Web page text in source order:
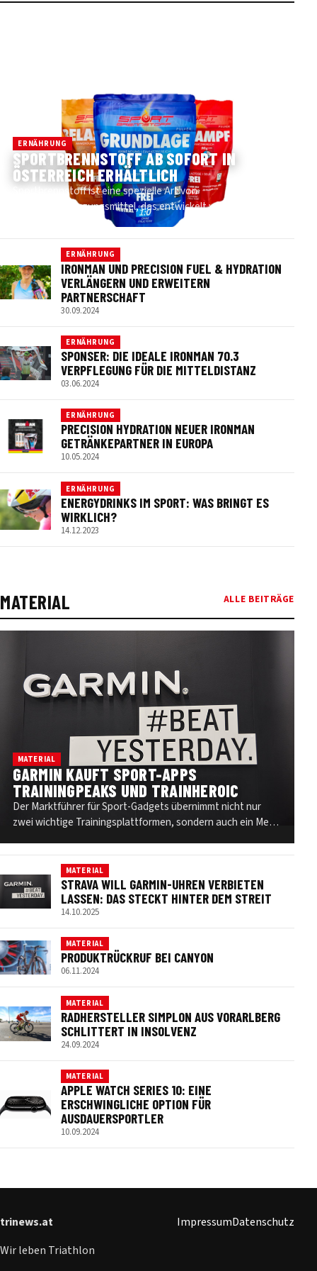
ERNÄHRUNG
SPORTBRENNSTOFF AB SOFORT IN
ÖSTERREICH ERHÄLTLICH
Sportbrennstoff ist eine spezielle Art von
Nahrungsergänzungsmittel, das entwickelt wurde, um
Sportler während des Trai…
ERNÄHRUNG
IRONMAN UND PRECISION FUEL & HYDRATION
VERLÄNGERN UND ERWEITERN
PARTNERSCHAFT
30.09.2024
ERNÄHRUNG
SPONSER: DIE IDEALE IRONMAN 70.3
VERPFLEGUNG FÜR DIE MITTELDISTANZ
03.06.2024
ERNÄHRUNG
PRECISION HYDRATION NEUER IRONMAN
GETRÄNKEPARTNER IN EUROPA
10.05.2024
ERNÄHRUNG
ENERGYDRINKS IM SPORT: WAS BRINGT ES
WIRKLICH?
14.12.2023
MATERIAL ALLE BEITRÄGE
MATERIAL
GARMIN KAUFT SPORT-APPS
TRAININGPEAKS UND TRAINHEROIC
Der Marktführer für Sport-Gadgets übernimmt nicht nur
zwei wichtige Trainingsplattformen, sondern auch ein Meer
MATERIAL
STRAVA WILL GARMIN-UHREN VERBIETEN
LASSEN: DAS STECKT HINTER DEM STREIT
14.10.2025
MATERIAL
PRODUKTRÜCKRUF BEI CANYON
06.11.2024
MATERIAL
RADHERSTELLER SIMPLON AUS VORARLBERG
SCHLITTERT IN INSOLVENZ
24.09.2024
MATERIAL
APPLE WATCH SERIES 10: EINE
ERSCHWINGLICHE OPTION FÜR
AUSDAUERSPORTLER
10.09.2024
trinews.at
Wir leben Triathlon
ImpressumDatenschutz